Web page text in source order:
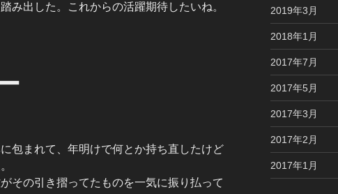
み出した。これからの活躍期待したいね。
包まれて、年明けで何とか持ち直したけど
その引き摺ってたものを一気に振り払って
2019年3月
2018年1月
2017年7月
2017年5月
2017年3月
2017年2月
2017年1月